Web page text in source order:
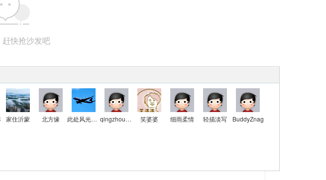
快抢沙发吧
家住沂蒙 北方缘 此处风光独好 qingzhouyou 笑婆婆 细雨柔情 轻描淡写 BuddyZnag